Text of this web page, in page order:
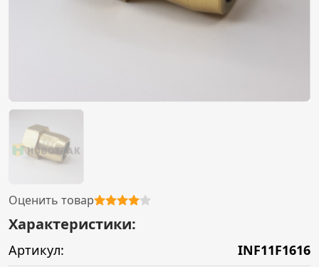
Оценить товар
Характеристики:
Артикул:
INF11F1616